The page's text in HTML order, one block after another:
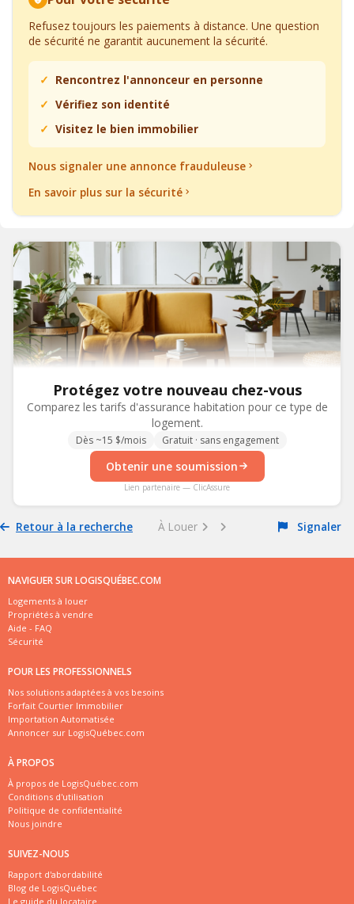
Refusez toujours les paiements à distance. Une question
de sécurité ne garantit aucunement la sécurité.
Rencontrez l'annonceur en personne
Vérifiez son identité
Visitez le bien immobilier
Nous signaler une annonce frauduleuse
En savoir plus sur la sécurité
Protégez votre nouveau chez-vous
Comparez les tarifs d'assurance habitation pour ce type de
logement.
Dès ~15 $/mois Gratuit · sans engagement
Obtenir une soumission
Lien partenaire — ClicAssure
Retour à la recherche À Louer Signaler
NAVIGUER SUR LOGISQUÉBEC.COM
Logements à louer
Propriétés à vendre
Aide - FAQ
Sécurité
POUR LES PROFESSIONNELS
Nos solutions adaptées à vos besoins
Forfait Courtier Immobilier
Importation Automatisée
Annoncer sur LogisQuébec.com
À PROPOS
À propos de LogisQuébec.com
Conditions d'utilisation
Politique de confidentialité
Nous joindre
SUIVEZ-NOUS
Rapport d'abordabilité
Blog de LogisQuébec
Le guide du locataire